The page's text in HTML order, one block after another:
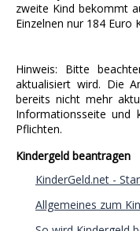
zweite Kind bekommt
Einzelnen nur 184 Euro
Hinweis: Bitte
aktualisiert wird. Die
bereits nicht mehr
Informationsseite und
Pflichten.
Kindergeld beantragen
KinderGeld.net -
Allgemeines zum